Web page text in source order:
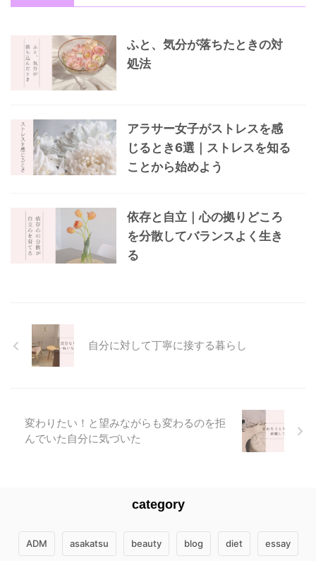
ふと、気分が落ちたときの対
処法
アラサー女子がストレスを感
じるとき6選｜ストレスを知る
ことから始めよう
依存と自立｜心の拠りどころ
を分散してバランスよく生き
る
自分に対して丁寧に接する暮らし
変わりたい！と望みながらも変わるのを拒
んでいた自分に気づいた
category
ADM asakatsu beauty blog diet essay